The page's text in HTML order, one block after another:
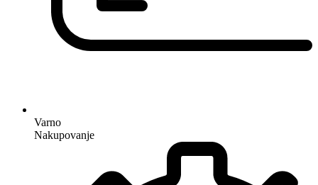
Varno
Nakupovanje